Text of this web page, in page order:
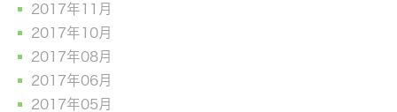
2017年11月
2017年10月
2017年08月
2017年06月
2017年05月